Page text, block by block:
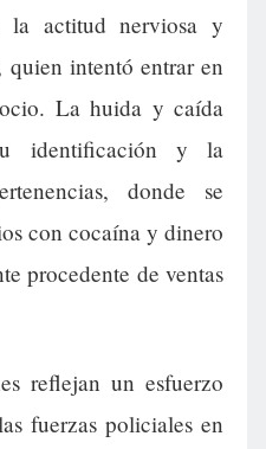
la actitud nerviosa y
quien intentó entrar en
La huida y caída
identificación y la
donde se
con cocaína y dinero
procedente de ventas
reflejan un esfuerzo
fuerzas policiales en